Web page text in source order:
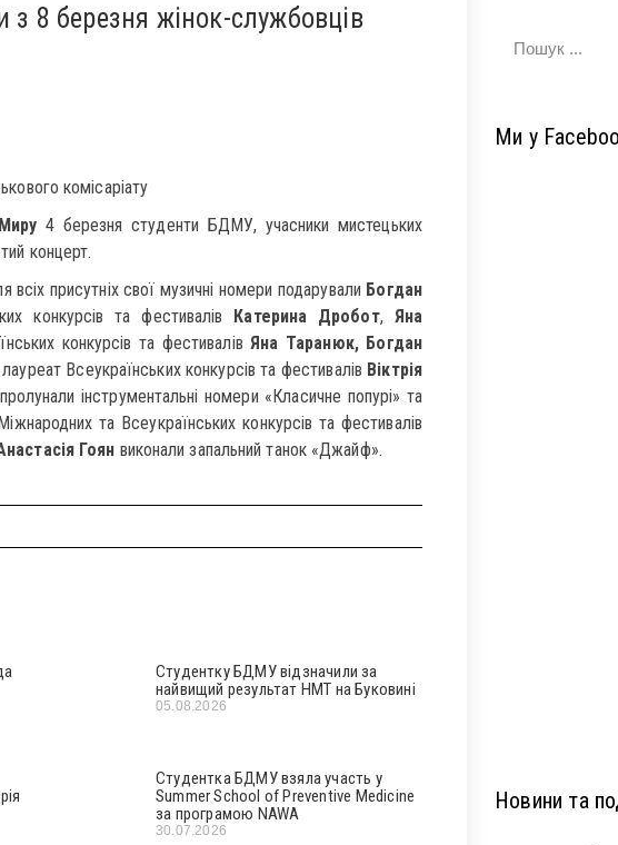
8 березня жінок-службовців
комісаріату
4 березня студенти БДМУ, учасники мистецьких
концерт.
всіх присутніх свої музичні номери подарували Богдан
конкурсів та фестивалів Катерина Дробот, Яна
конкурсів та фестивалів Яна Таранюк, Богдан
Всеукраїнських конкурсів та фестивалів Віктрія
інструментальні номери «Класичне попурі» та
та Всеукраїнських конкурсів та фестивалів
Гоян виконали запальний танок «Джайф».
Студентку БДМУ відзначили за
найвищий результат НМТ на Буковині
05.08.2026
Студентка БДМУ взяла участь у
Summer School of Preventive Medicine
за програмою NAWA
30.07.2026
Ми у
Новини та